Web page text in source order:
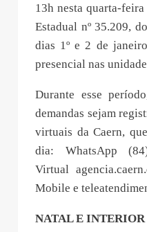
13h nesta quarta-
Estadual nº 35.209,
dias 1º e 2 de
presencial nas
Durante esse
demandas sejam
virtuais da Caern,
dia: WhatsApp
Virtual
Mobile e
NATAL E INTERIOR